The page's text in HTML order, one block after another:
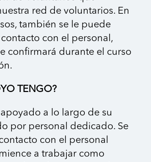
red de voluntarios. En
también se le puede
con el personal,
confirmará durante el curso
TENGO?
a lo largo de su
por personal dedicado. Se
con el personal
a trabajar como